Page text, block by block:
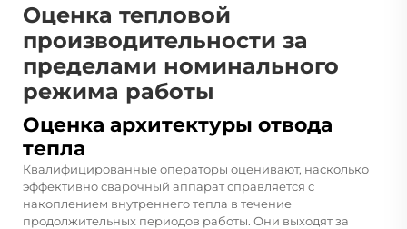
Оценка тепловой
производительности за
пределами номинального
режима работы
Оценка архитектуры отвода
тепла
Квалифицированные операторы оценивают, насколько
эффективно сварочный аппарат справляется с
накоплением внутреннего тепла в течение
продолжительных периодов работы. Они выходят за